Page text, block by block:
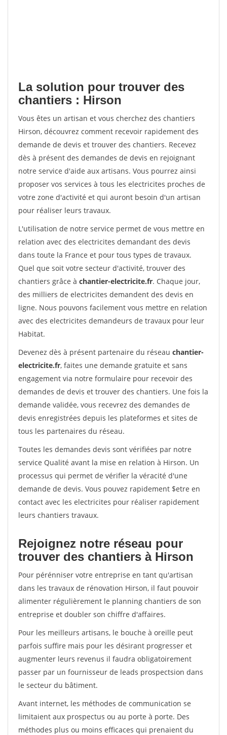
La solution pour trouver des
chantiers : Hirson
Vous êtes un artisan et vous cherchez des chantiers
Hirson, découvrez comment recevoir rapidement des
demande de devis et trouver des chantiers. Recevez
dès à présent des demandes de devis en rejoignant
notre service d'aide aux artisans. Vous pourrez ainsi
proposer vos services à tous les electricites proches de
votre zone d'activité et qui auront besoin d'un artisan
pour réaliser leurs travaux.
L'utilisation de notre service permet de vous mettre en
relation avec des electricites demandant des devis
dans toute la France et pour tous types de travaux.
Quel que soit votre secteur d'activité, trouver des
chantiers grâce à chantier-electricite.fr. Chaque jour,
des milliers de electricites demandent des devis en
ligne. Nous pouvons facilement vous mettre en relation
avec des electricites demandeurs de travaux pour leur
Habitat.
Devenez dès à présent partenaire du réseau chantier-
electricite.fr, faites une demande gratuite et sans
engagement via notre formulaire pour recevoir des
demandes de devis et trouver des chantiers. Une fois la
demande validée, vous recevrez des demandes de
devis enregistrées depuis les plateformes et sites de
tous les partenaires du réseau.
Toutes les demandes devis sont vérifiées par notre
service Qualité avant la mise en relation à Hirson. Un
processus qui permet de vérifier la véracité d'une
demande de devis. Vous pouvez rapidement $etre en
contact avec les electricites pour réaliser rapidement
leurs chantiers travaux.
Rejoignez notre réseau pour
trouver des chantiers à Hirson
Pour pérénniser votre entreprise en tant qu'artisan
dans les travaux de rénovation Hirson, il faut pouvoir
alimenter régulièrement le planning chantiers de son
entreprise et doubler son chiffre d'affaires.
Pour les meilleurs artisans, le bouche à oreille peut
parfois suffire mais pour les désirant progresser et
augmenter leurs revenus il faudra obligatoirement
passer par un fournisseur de leads prospectsion dans
le secteur du bâtiment.
Avant internet, les méthodes de communication se
limitaient aux prospectus ou au porte à porte. Des
méthodes plus ou moins efficaces qui prenaient du